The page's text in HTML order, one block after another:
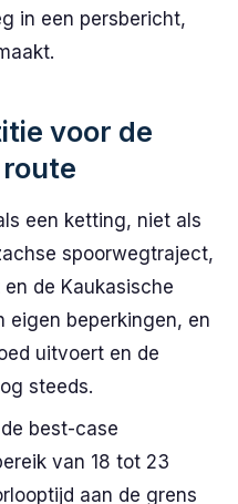
in een persbericht,
voor de
een ketting, niet als
spoorwegtraject,
de Kaukasische
eigen beperkingen, en
uitvoert en de
steeds.
best-case
van 18 tot 23
aan de grens